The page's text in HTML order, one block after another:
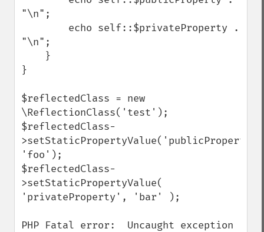
"\n";
"\n";
}
$reflectedClass = new
\ReflectionClass('test');
$reflectedClass-
>setStaticPropertyValue('publicProperty',
'foo');
$reflectedClass-
>setStaticPropertyValue(
'privateProperty', 'bar' );
PHP Fatal error:  Uncaught exception